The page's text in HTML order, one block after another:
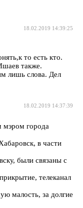
18.02.2019 14:39:25
то есть кто.
также.
лишь слова. Дел
18.02.2019 14:37:39
мэром города
в части
были связаны с
телеканал
малость, за долгие